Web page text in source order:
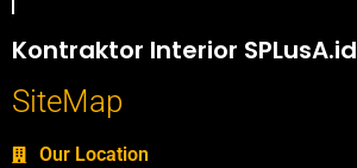
Kontraktor Interior SPLusA.id
SiteMap
Our Location